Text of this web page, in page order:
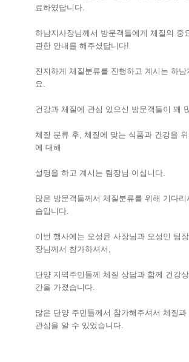
료하였답니다.
하남지사장님께서 방문객들에게 체질의 중
관한 안내를 해주셨답니다!
진지하게 체질분류를 진행하고 계시는 하남
요.
건강과 체질에 관심 있으신 방문객들이 꽤
체질 분류 후, 체질에 맞는 식품과 건강을
에 대해
설명을 하고 계시는 팀장님 이십니다.
많은 방문객들께서 체질분류를 위해 기다리
습입니다.
이번 행사에는 오성윤 사장님과 오성민 팀
장님께서 참가하셔서,
단양 지역주민들께 체질 상담과 함께 건강
간을 가졌습니다.
많은 단양 주민들께서 참가해주셔서 체질과
관심을 알 수 있었습니다.